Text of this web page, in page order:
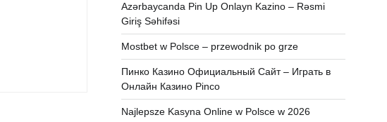
Azərbaycanda Pin Up Onlayn Kazino – Rəsmi
Giriş Səhifəsi
Mostbet w Polsce – przewodnik po grze
Пинко Казино Официальный Сайт – Играть в
Онлайн Казино Pinco
Najlepsze Kasyna Online w Polsce w 2026